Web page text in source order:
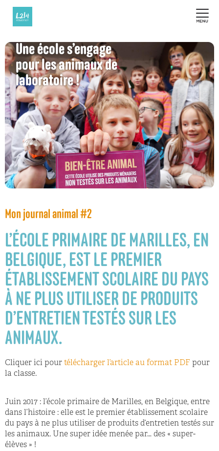
Une école s’engage
pour les animaux de
laboratoire !
Mon journal animal #2
L’ÉCOLE PRIMAIRE DE MARILLES, EN
BELGIQUE, EST LE PREMIER
ÉTABLISSEMENT SCOLAIRE DU PAYS
À NE PLUS UTILISER DE PRODUITS
D’ENTRETIEN TESTÉS SUR LES
ANIMAUX.
Cliquer ici pour télécharger l’article au format PDF pour
la classe.
Juin 2017 : l’école primaire de Marilles, en Belgique, entre
dans l’histoire : elle est le premier établissement scolaire
du pays à ne plus utiliser de produits d’entretien testés sur
les animaux. Une super idée menée par… des « super-
élèves » !